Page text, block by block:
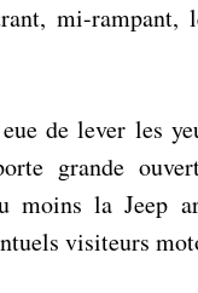
mi-rampant,
de lever les
grande
moins la Jeep
visiteurs